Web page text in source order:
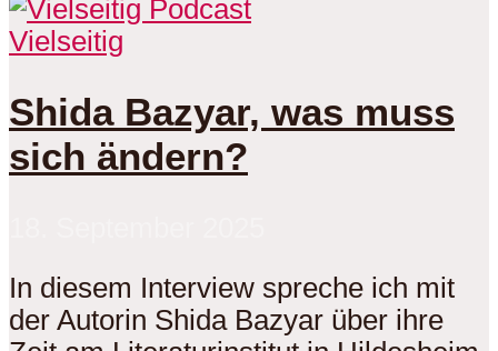
Vielseitig
Shida Bazyar, was muss
sich ändern?
In diesem Interview spreche ich mit
der Autorin Shida Bazyar über ihre